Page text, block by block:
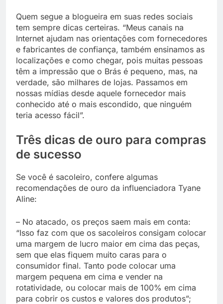
Quem segue a blogueira em suas redes sociais
tem sempre dicas certeiras. “Meus canais na
Internet ajudam nas orientações com fornecedores
e fabricantes de confiança, também ensinamos as
localizações e como chegar, pois muitas pessoas
têm a impressão que o Brás é pequeno, mas, na
verdade, são milhares de lojas. Passamos em
nossas mídias desde aquele fornecedor mais
conhecido até o mais escondido, que ninguém
teria acesso fácil”.
Três dicas de ouro para compras
de sucesso
Se você é sacoleiro, confere algumas
recomendações de ouro da influenciadora Tyane
Aline:
– No atacado, os preços saem mais em conta:
“Isso faz com que os sacoleiros consigam colocar
uma margem de lucro maior em cima das peças,
sem que elas fiquem muito caras para o
consumidor final. Tanto pode colocar uma
margem pequena em cima e vender na
rotatividade, ou colocar mais de 100% em cima
para cobrir os custos e valores dos produtos”;